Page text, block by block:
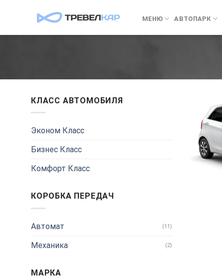
МЕНЮ АВТОПАРК
КЛАСС АВТОМОБИЛЯ
Эконом Класс
Бизнес Класс
Комфорт Класс
КОРОБКА ПЕРЕДАЧ
Автомат (11)
Механика (2)
МАРКА